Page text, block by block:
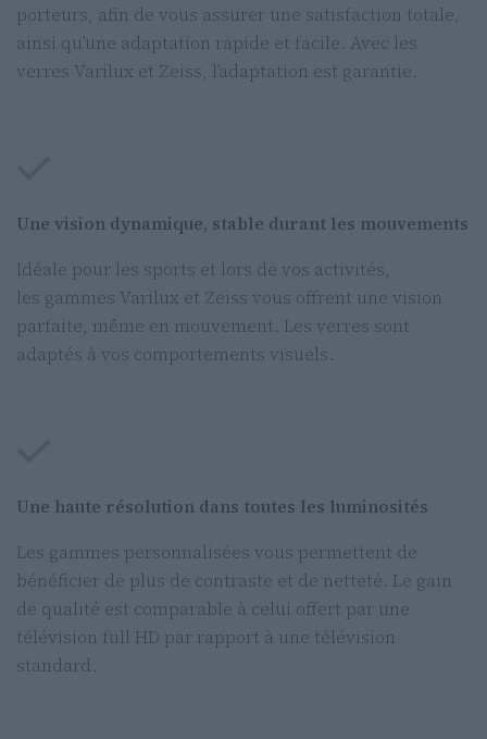
porteurs, afin de vous assurer une satisfaction totale,
ainsi qu’une adaptation rapide et facile. Avec les
verres Varilux et Zeiss, l’adaptation est garantie.
Une vision dynamique, stable durant les mouvements
Idéale pour les sports et lors de vos activités,
les gammes Varilux et Zeiss vous offrent une vision
parfaite, même en mouvement. Les verres sont
adaptés à vos comportements visuels.
Une haute résolution dans toutes les luminosités
Les gammes personnalisées vous permettent de
bénéficier de plus de contraste et de netteté. Le gain
de qualité est comparable à celui offert par une
télévision full HD par rapport à une télévision
standard.